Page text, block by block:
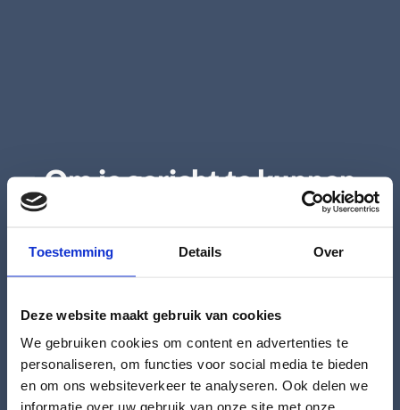
Toestemming Details Over
Deze website maakt gebruik van cookies
We gebruiken cookies om content en advertenties te
personaliseren, om functies voor social media te bieden
en om ons websiteverkeer te analyseren. Ook delen we
informatie over uw gebruik van onze site met onze
Reviews van onze klanten
Om je gericht te kunnen
adviseren, maak hier
een keuze:
Particulier
pascalramenendeuren.nl